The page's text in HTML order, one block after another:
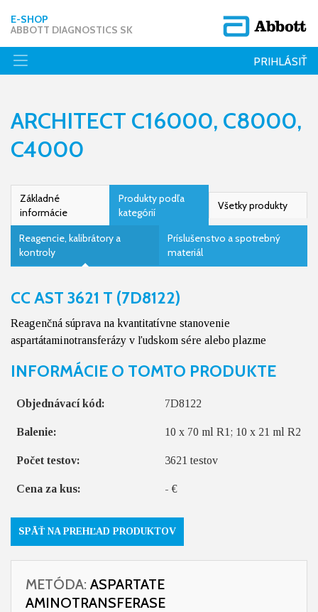
E-SHOP
ABBOTT DIAGNOSTICS SK
PRIHLÁSIŤ
ARCHITECT C16000, C8000,
C4000
Základné
informácie
Produkty podľa
kategórií
Všetky produkty
Reagencie, kalibrátory a
kontroly
Príslušenstvo a spotrebný
materiál
CC AST 3621 T (7D8122)
Reagenčná súprava na kvantitatívne stanovenie
aspartátaminotransferázy v ľudskom sére alebo plazme
INFORMÁCIE O TOMTO PRODUKTE
Objednávací kód: 7D8122
Balenie: 10 x 70 ml R1; 10 x 21 ml R2
Počet testov: 3621 testov
Cena za kus: - €
SPÄŤ NA PREHĽAD PRODUKTOV
METÓDA: ASPARTATE
AMINOTRANSFERASE